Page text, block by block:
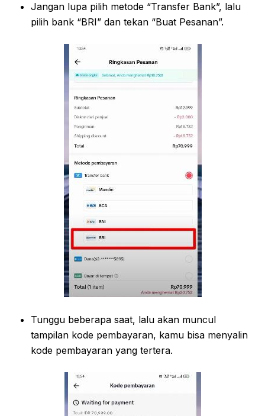
Jangan lupa pilih metode “Transfer Bank”, lalu
pilih bank “BRI” dan tekan “Buat Pesanan”.
Tunggu beberapa saat, lalu akan muncul
tampilan kode pembayaran, kamu bisa menyalin
kode pembayaran yang tertera.